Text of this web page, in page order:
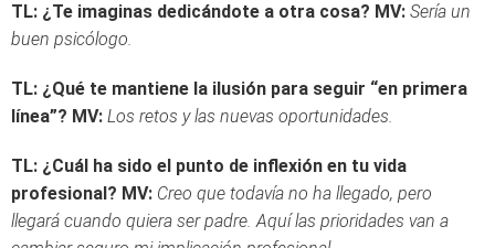
TL: ¿Te imaginas dedicándote a otra cosa? MV: Sería un
buen psicólogo.
TL: ¿Qué te mantiene la ilusión para seguir “en primera
línea”? MV: Los retos y las nuevas oportunidades.
TL: ¿Cuál ha sido el punto de inflexión en tu vida
profesional? MV: Creo que todavía no ha llegado, pero
llegará cuando quiera ser padre. Aquí las prioridades van a